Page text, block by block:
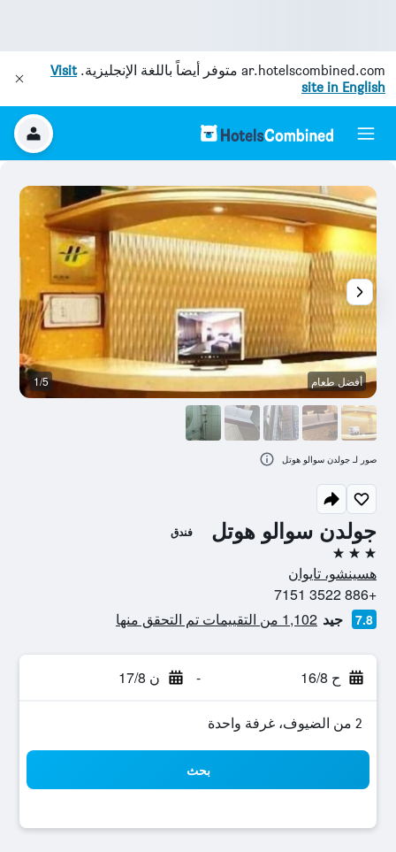
ar.hotelscombined.com متوفر أيضاً باللغة الإنجليزية.Visit
site in English
جولدن سوالو هوتل فندق
3 نجوم
هسينشو، تايوان
+886 3522 7151
7.8 جيد 1,102 من التقييمات تم التحقق منها
ح 16/8 - ن 17/8
2 من الضيوف، غرفة واحدة
بحث
أفضل طعام 1/5
صور لـ جولدن سوالو هوتل